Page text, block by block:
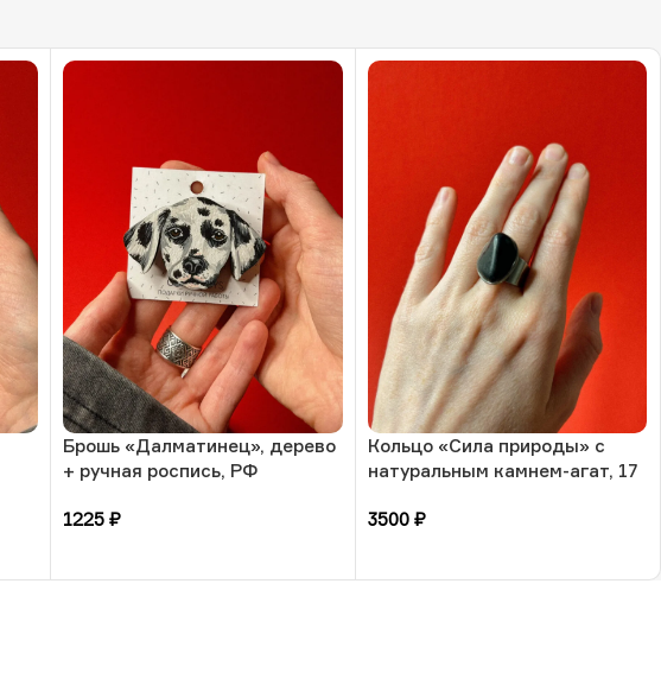
Брошь «Далматинец», дерево
+ ручная роспись, РФ
1225₽
Кольцо «Сила природы» с
натуральным камнем-агат, 17
3500 ₽